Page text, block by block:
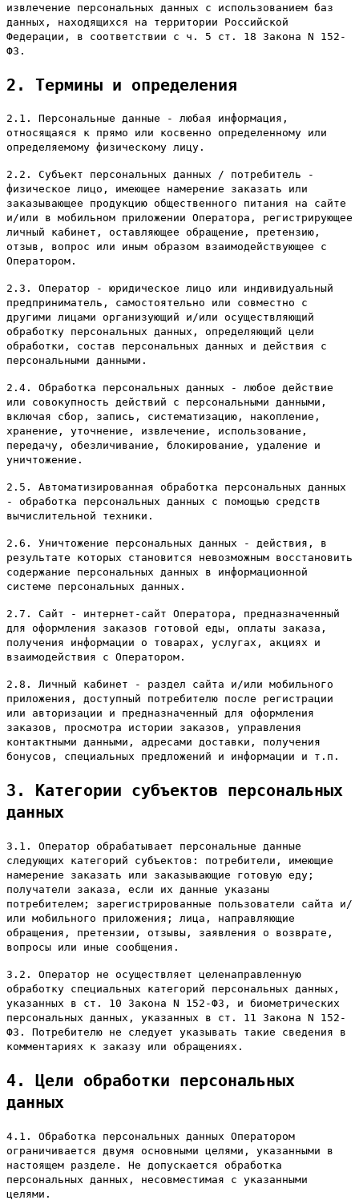
извлечение персональных данных с использованием баз
данных, находящихся на территории Российской
Федерации, в соответствии с ч. 5 ст. 18 Закона N 152-
ФЗ.
2. Термины и определения
2.1. Персональные данные - любая информация,
относящаяся к прямо или косвенно определенному или
определяемому физическому лицу.
2.2. Субъект персональных данных / потребитель -
физическое лицо, имеющее намерение заказать или
заказывающее продукцию общественного питания на сайте
и/или в мобильном приложении Оператора, регистрирующее
личный кабинет, оставляющее обращение, претензию,
отзыв, вопрос или иным образом взаимодействующее с
Оператором.
2.3. Оператор - юридическое лицо или индивидуальный
предприниматель, самостоятельно или совместно с
другими лицами организующий и/или осуществляющий
обработку персональных данных, определяющий цели
обработки, состав персональных данных и действия с
персональными данными.
2.4. Обработка персональных данных - любое действие
или совокупность действий с персональными данными,
включая сбор, запись, систематизацию, накопление,
хранение, уточнение, извлечение, использование,
передачу, обезличивание, блокирование, удаление и
уничтожение.
2.5. Автоматизированная обработка персональных данных
- обработка персональных данных с помощью средств
вычислительной техники.
2.6. Уничтожение персональных данных - действия, в
результате которых становится невозможным восстановить
содержание персональных данных в информационной
системе персональных данных.
2.7. Сайт - интернет-сайт Оператора, предназначенный
для оформления заказов готовой еды, оплаты заказа,
получения информации о товарах, услугах, акциях и
взаимодействия с Оператором.
2.8. Личный кабинет - раздел сайта и/или мобильного
приложения, доступный потребителю после регистрации
или авторизации и предназначенный для оформления
заказов, просмотра истории заказов, управления
контактными данными, адресами доставки, получения
бонусов, специальных предложений и информации и т.п.
3. Категории субъектов персональных
данных
3.1. Оператор обрабатывает персональные данные
следующих категорий субъектов: потребители, имеющие
намерение заказать или заказывающие готовую еду;
получатели заказа, если их данные указаны
потребителем; зарегистрированные пользователи сайта и/
или мобильного приложения; лица, направляющие
обращения, претензии, отзывы, заявления о возврате,
вопросы или иные сообщения.
3.2. Оператор не осуществляет целенаправленную
обработку специальных категорий персональных данных,
указанных в ст. 10 Закона N 152-ФЗ, и биометрических
персональных данных, указанных в ст. 11 Закона N 152-
ФЗ. Потребителю не следует указывать такие сведения в
комментариях к заказу или обращениях.
4. Цели обработки персональных
данных
4.1. Обработка персональных данных Оператором
ограничивается двумя основными целями, указанными в
настоящем разделе. Не допускается обработка
персональных данных, несовместимая с указанными
целями.